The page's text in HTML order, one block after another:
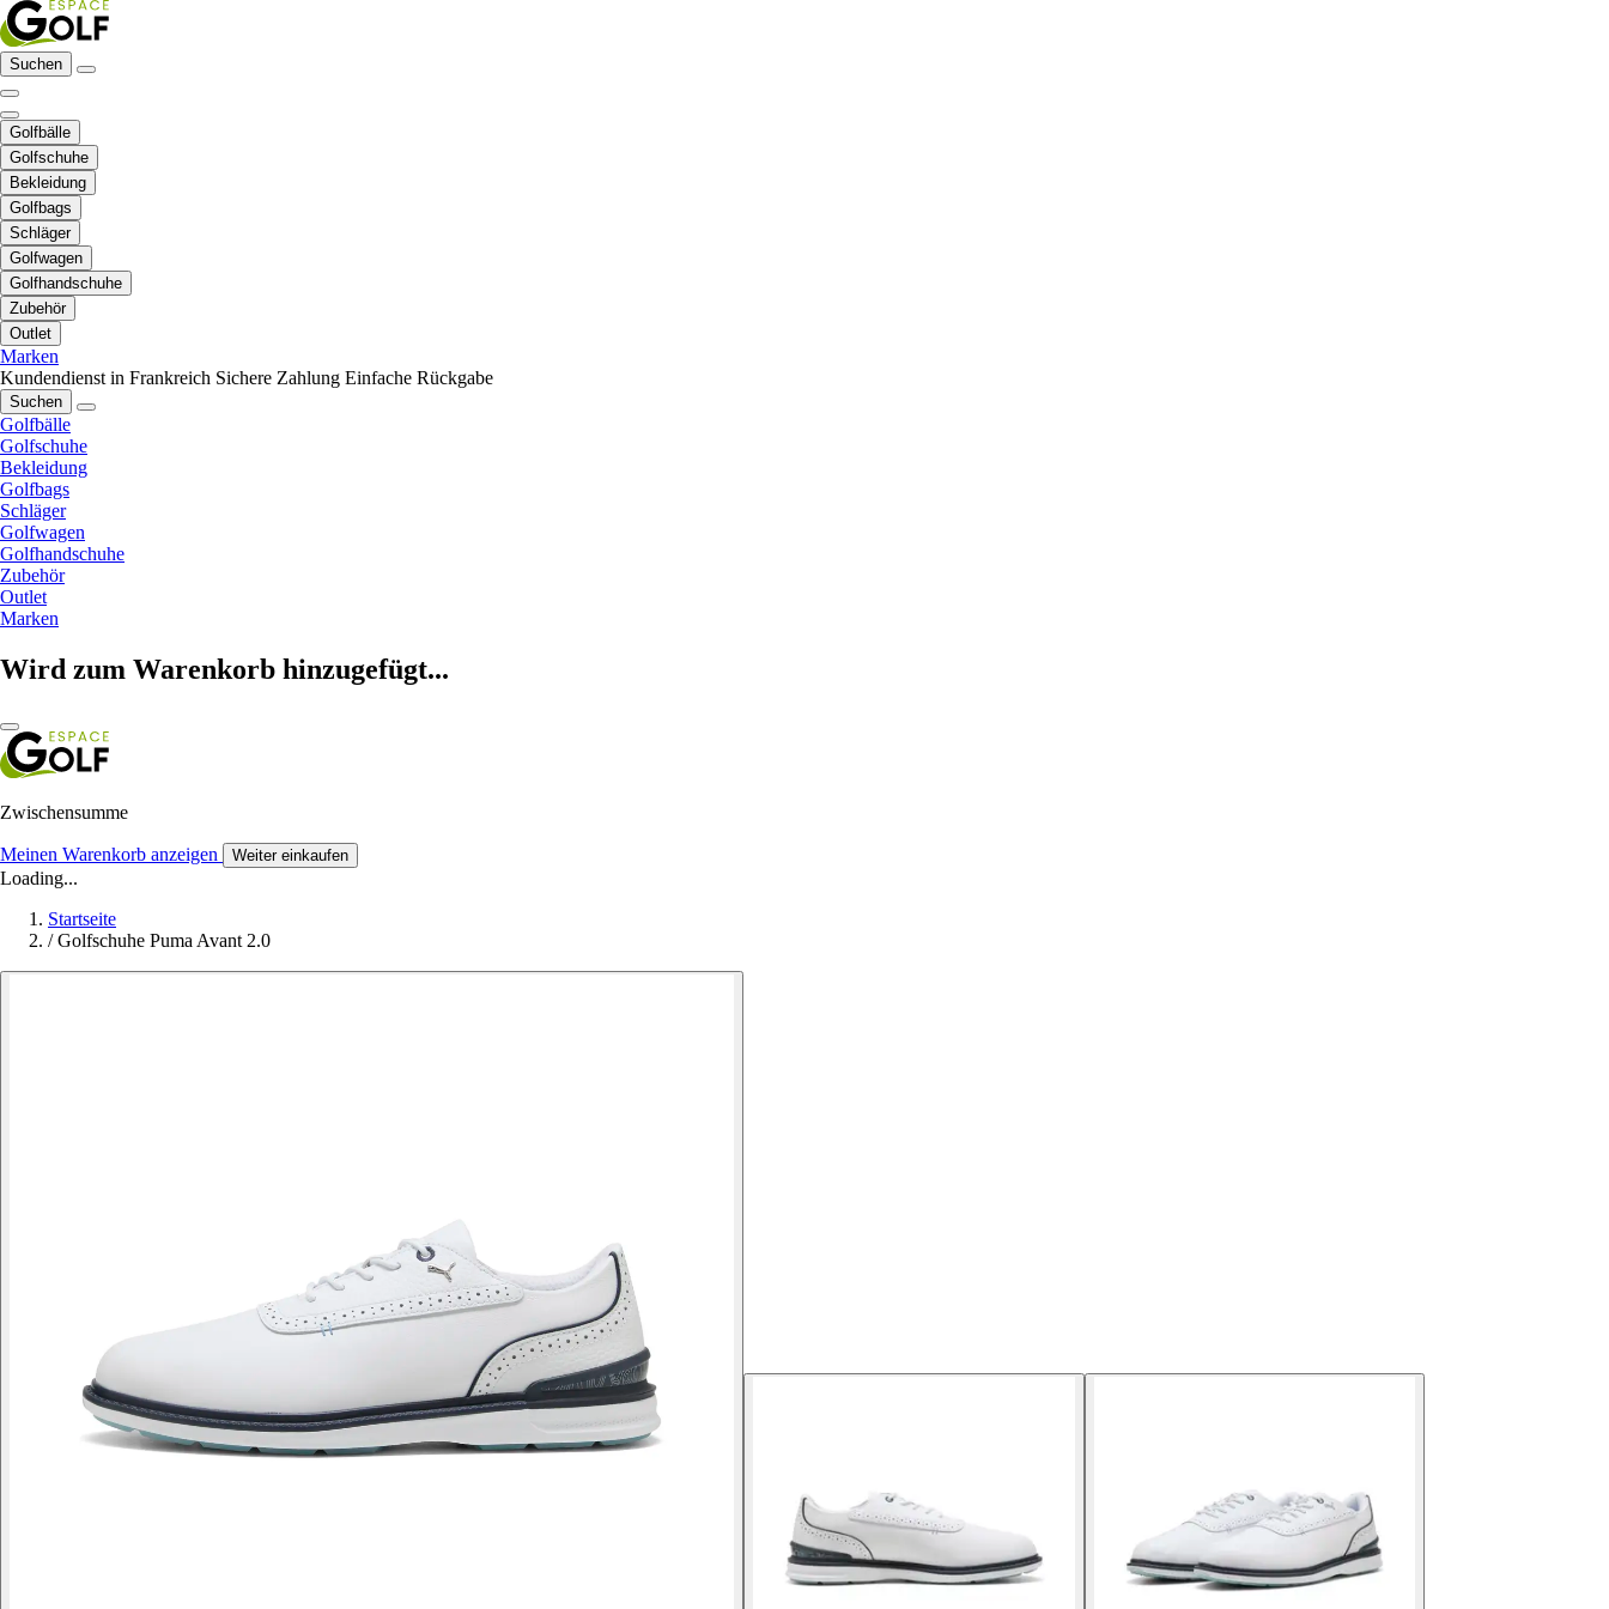
Suchen
Golfbälle
Golfschuhe
Bekleidung
Golfbags
Schläger
Golfwagen
Golfhandschuhe
Zubehör
Outlet
Marken
Kundendienst in Frankreich Sichere Zahlung Einfache Rückgabe
Suchen
Golfbälle
Golfschuhe
Bekleidung
Golfbags
Schläger
Golfwagen
Golfhandschuhe
Zubehör
Outlet
Marken
Wird zum Warenkorb hinzugefügt...
Zwischensumme
Meinen Warenkorb anzeigen Weiter einkaufen
Loading...
Startseite
/ Golfschuhe Puma Avant 2.0